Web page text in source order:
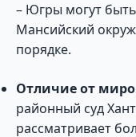
– Югры могут
Мансийский
порядке.
Отличие от
районный суд
рассматривает